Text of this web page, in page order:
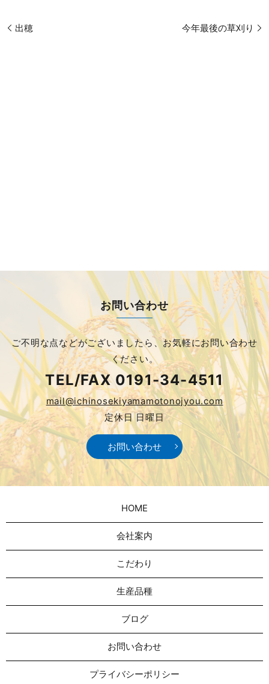
出穂 今年最後の草刈り
お問い合わせ
ご不明な点などがございましたら、お気軽にお問い合わせ
ください。
TEL/FAX 0191-34-4511
mail@ichinosekiyamamotonojyou.com
定休日 日曜日
お問い合わせ
HOME
会社案内
こだわり
生産品種
ブログ
お問い合わせ
プライバシーポリシー